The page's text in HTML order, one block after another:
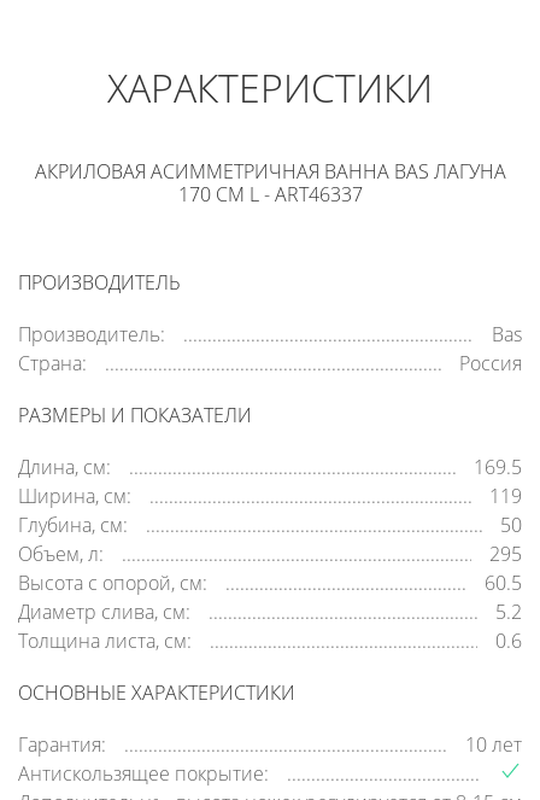
ХАРАКТЕРИСТИКИ
АКРИЛОВАЯ АСИММЕТРИЧНАЯ ВАННА BAS ЛАГУНА
170 СМ L - ART46337
ПРОИЗВОДИТЕЛЬ
Производитель:
Bas
Страна:
Россия
РАЗМЕРЫ И ПОКАЗАТЕЛИ
Длина, см:
169.5
Ширина, см:
119
Глубина, см:
50
Объем, л:
295
Высота с опорой, см:
60.5
Диаметр слива, см:
5.2
Толщина листа, см:
0.6
ОСНОВНЫЕ ХАРАКТЕРИСТИКИ
Гарантия:
10 лет
Антискользящее покрытие: